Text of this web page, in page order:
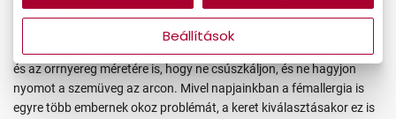
kell venni, hogy állandó használatra, vagy alkalmi viseletre készül a
szemüveg, ugyanakkor mást javaslunk kiránduláshoz is, mint egy
és az orrnyereg méretére is, hogy ne csúszkáljon, és ne hagyjon
nyomot a szemüveg az arcon. Mivel napjainkban a fémallergia is
egyre több embernek okoz problémát, a keret kiválasztásakor ez is
Beállítások